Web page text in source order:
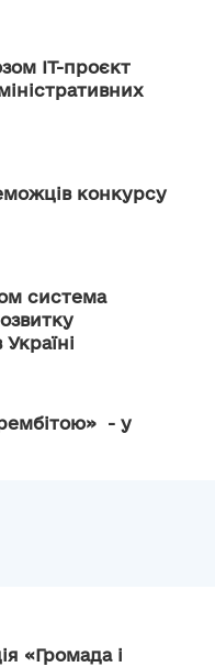
IT-проєкт
конкурсу
система
- у
«Громада і